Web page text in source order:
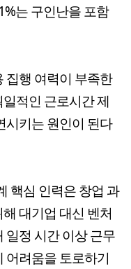
는 구인난을 포함
집행 여력이 부족한
적인 근로시간 제
시키는 원인이 된다
핵심 인력은 창업 과
대기업 대신 벤처
일정 시간 이상 근무
어려움을 토로하기